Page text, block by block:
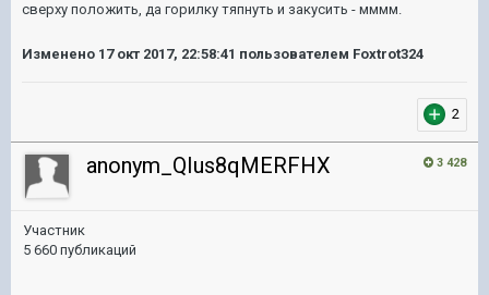
сверху положить, да горилку тяпнуть и закусить - мммм.
Изменено 17 окт 2017, 22:58:41 пользователем Foxtrot324
2
3 428
anonym_QIus8qMERFHX
Участник
5 660 публикаций